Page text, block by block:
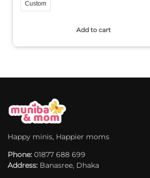
Custom
n
i
v
e
Add to cart
Happy minis, Happier moms
Phone: 01877 688 699
Address: Banasree, Dhaka